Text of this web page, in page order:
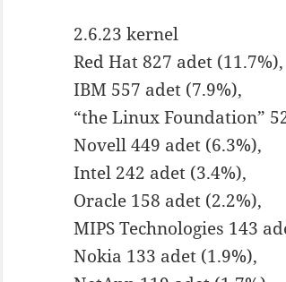
2.6.23 kernel
Red Hat 827 adet (11.7%),
IBM 557 adet (7.9%),
“the Linux Foundation”
Novell 449 adet (6.3%),
Intel 242 adet (3.4%),
Oracle 158 adet (2.2%),
MIPS Technologies 143
Nokia 133 adet (1.9%),